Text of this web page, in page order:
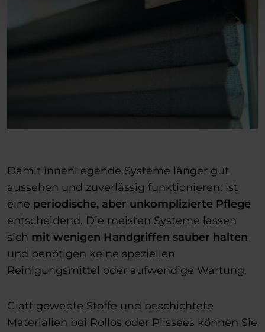
Damit innenliegende Systeme länger gut
aussehen und zuverlässig funktionieren, ist
eine periodische, aber unkomplizierte Pflege
entscheidend. Die meisten Systeme lassen
sich mit wenigen Handgriffen sauber halten
und benötigen keine speziellen
Reinigungsmittel oder aufwendige Wartung.
Glatt gewebte Stoffe und beschichtete
Materialien bei Rollos oder Plissees können Sie